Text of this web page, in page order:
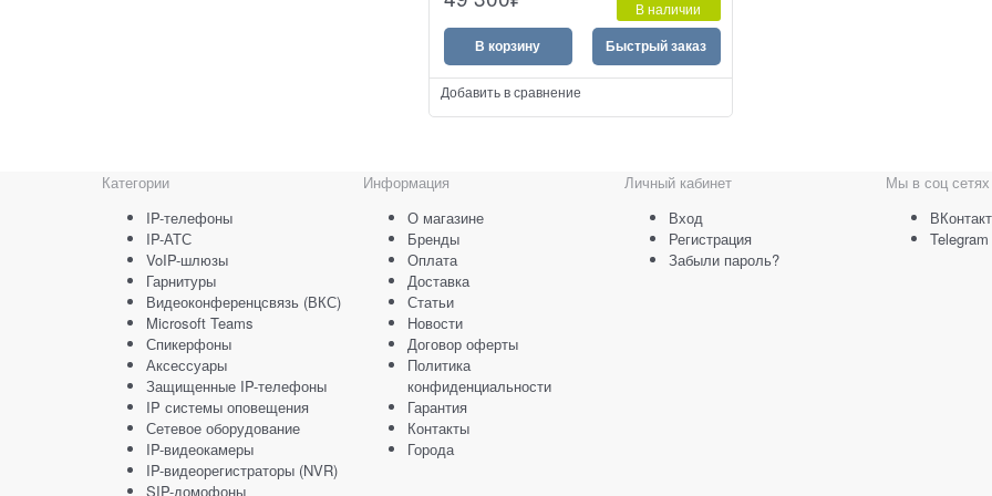
В наличии
В корзину Быстрый заказ
Добавить в сравнение
Категории
IP-телефоны
IP-АТС
VoIP-шлюзы
Гарнитуры
Видеоконференцсвязь (ВКС)
Microsoft Teams
Спикерфоны
Аксессуары
Защищенные IP-телефоны
IP системы оповещения
Сетевое оборудование
IP-видеокамеры
IP-видеорегистраторы (NVR)
SIP-домофоны
Информация
О магазине
Бренды
Оплата
Доставка
Статьи
Новости
Договор оферты
Политика
конфиденциальности
Гарантия
Контакты
Города
Личный кабинет
Вход
Регистрация
Забыли пароль?
Мы в соц сетях
Telegram